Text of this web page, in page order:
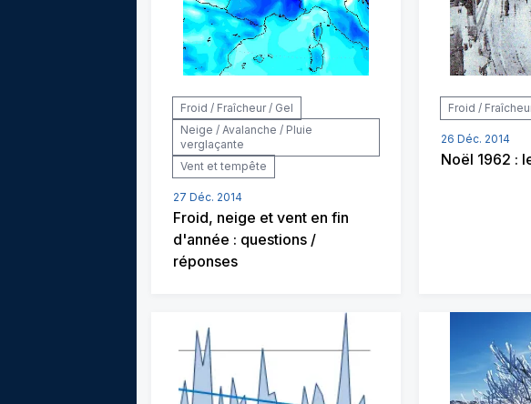
Froid / Fraîcheur / Gel
Neige / Avalanche / Pluie
verglaçante
Vent et tempête
27 Déc. 2014
Froid, neige et vent en fin
d'année : questions /
réponses
Froid /
26 Déc. 2014
Noël 1962 :